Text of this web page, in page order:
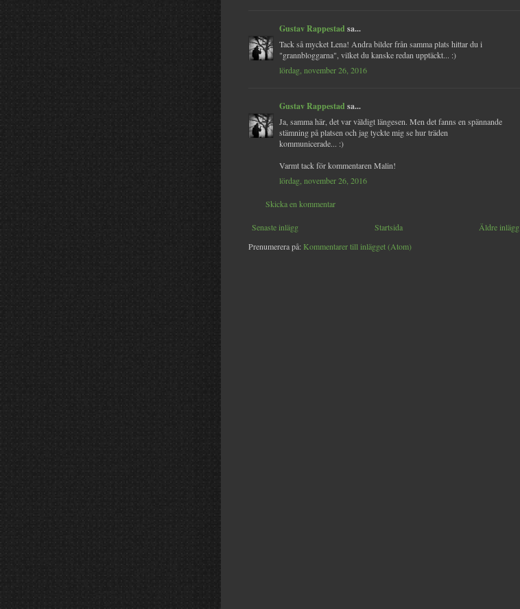
Gustav Rappestad sa...
Tack så mycket Lena! Andra bilder från samma plats hittar du i
"grannbloggarna", vilket du kanske redan upptäckt... :)
lördag, november 26, 2016
Gustav Rappestad sa...
Ja, samma här, det var väldigt längesen. Men det fanns en spännande
stämning på platsen och jag tyckte mig se hur träden
kommunicerade... :)
Varmt tack för kommentaren Malin!
lördag, november 26, 2016
Skicka en kommentar
Senaste inlägg Äldre inlägg
Startsida
Prenumerera på: Kommentarer till inlägget (Atom)